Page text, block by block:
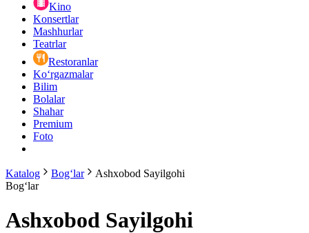
Kino
Konsertlar
Mashhurlar
Teatrlar
Restoranlar
Ko‘rgazmalar
Bilim
Bolalar
Shahar
Premium
Foto
Katalog Bog‘lar
Ashxobod Sayilgohi
Bog‘lar
Ashxobod Sayilgohi